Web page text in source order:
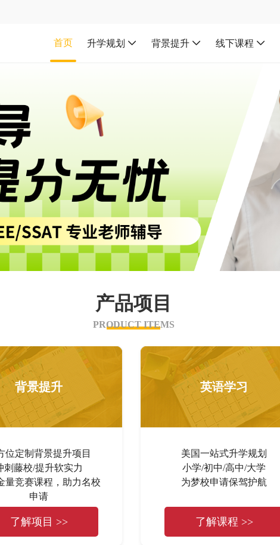
首页 升学规划 背景提升 线下课程
产品项目
PRODUCT ITEMS
背景提升
位定制背景提升项目
刺藤校/提升软实力
量竞赛课程，助力名校
申请
了解项目 >>
英语学习
美国一站式升学规划
小学/初中/高中/大学
为梦校申请保驾护航
了解课程 >>